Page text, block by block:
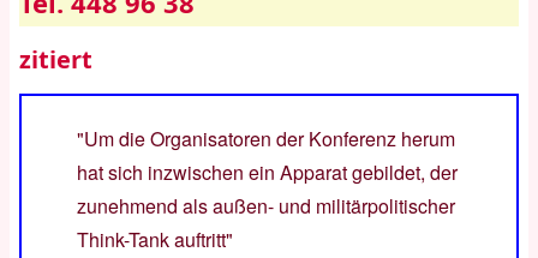
zitiert
"Um die Organisatoren der Konferenz herum
hat sich inzwischen ein Apparat gebildet, der
zunehmend als außen- und militärpolitischer
Think-Tank auftritt"